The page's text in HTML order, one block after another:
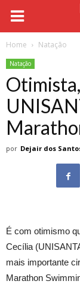
Home Natação
Natação
por Dejair dos
É com otimismo
Cecília
mais importante
Marathon